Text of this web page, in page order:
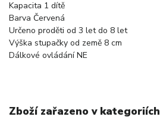
Kapacita 1 dítě
Barva Červená
Určeno proděti od 3 let do 8 let
Výška stupačky od země 8 cm
Dálkové ovládáníNE
Zboží zařazeno v kategoriích